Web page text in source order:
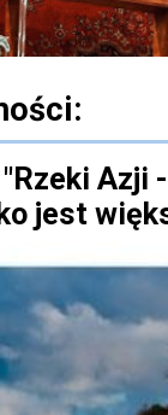
"Rzeki
jest